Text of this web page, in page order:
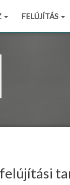
FELÚJÍTÁS